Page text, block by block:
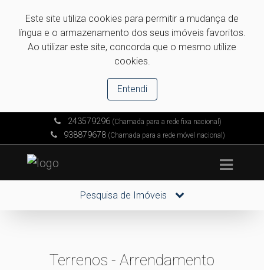
Este site utiliza cookies para permitir a mudança de
língua e o armazenamento dos seus imóveis favoritos.
Ao utilizar este site, concorda que o mesmo utilize
cookies.
Entendi
243579296(Chamada para a rede fixa nacional)
938879678 (Chamada para a rede móvel nacional)
Pesquisa de Imóveis
Terrenos - Arrendamento